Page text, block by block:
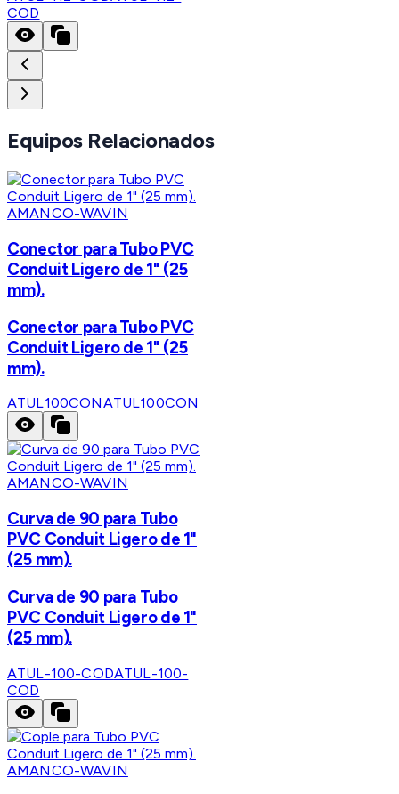
COD
Equipos Relacionados
AMANCO-WAVIN
Conector para Tubo PVC
Conduit Ligero de 1" (25
mm).
Conector para Tubo PVC
Conduit Ligero de 1" (25
mm).
ATUL100CONATUL100CON
AMANCO-WAVIN
Curva de 90 para Tubo
PVC Conduit Ligero de 1"
(25 mm).
Curva de 90 para Tubo
PVC Conduit Ligero de 1"
(25 mm).
ATUL-100-CODATUL-100-
COD
AMANCO-WAVIN